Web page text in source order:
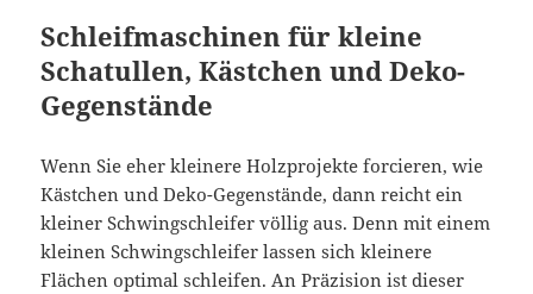
Schleifmaschinen für kleine
Schatullen, Kästchen und Deko-
Gegenstände
Wenn Sie eher kleinere Holzprojekte forcieren, wie
Kästchen und Deko-Gegenstände, dann reicht ein
kleiner Schwingschleifer völlig aus. Denn mit einem
kleinen Schwingschleifer lassen sich kleinere
Flächen optimal schleifen. An Präzision ist dieser